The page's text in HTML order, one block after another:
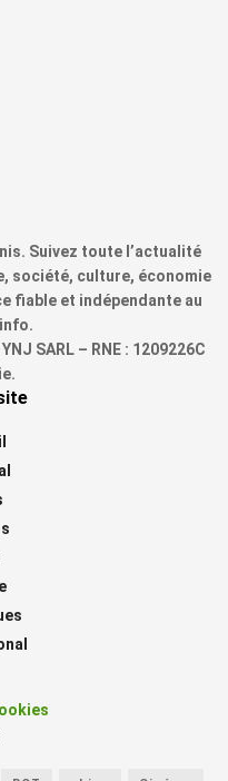
Suivez toute l’actualité
société, culture, économie
fiable et indépendante au
SARL – RNE : 1209226C